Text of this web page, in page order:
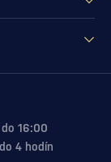
16:00
4 hodín